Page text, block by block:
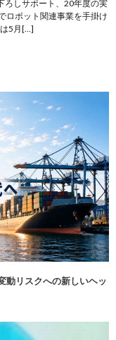
ろしサポート、20年度の実
ロボット関連事業を手掛け
5月[…]
動リスクへの新しいヘッ